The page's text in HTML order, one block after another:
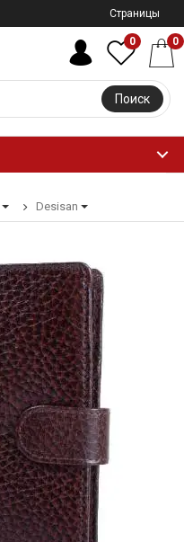
Страницы
Поиск
0 0
Desisan